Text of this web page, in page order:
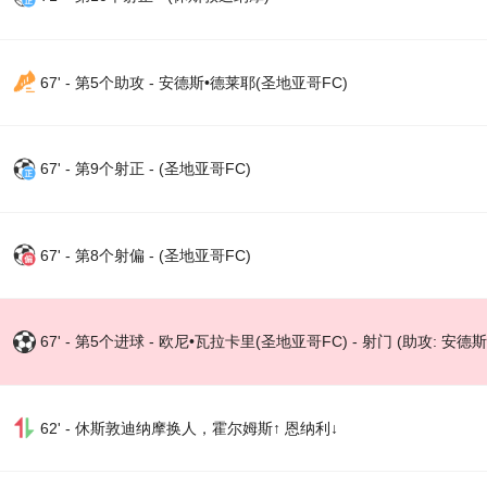
67' - 第5个助攻 - 安德斯•德莱耶(圣地亚哥FC)
67' - 第9个射正 - (圣地亚哥FC)
67' - 第8个射偏 - (圣地亚哥FC)
67' - 第5个进球 - 欧尼•瓦拉卡里(圣地亚哥FC) - 射门 (助攻: 安德
62' - 休斯敦迪纳摩换人，霍尔姆斯↑ 恩纳利↓